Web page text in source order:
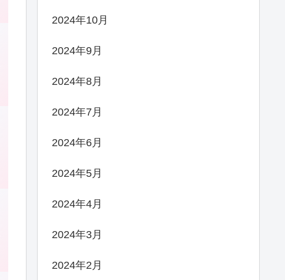
2024年10月
2024年9月
2024年8月
2024年7月
2024年6月
2024年5月
2024年4月
2024年3月
2024年2月